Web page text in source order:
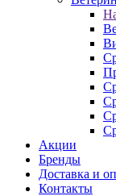
Акции
Бренды
Доставка и
Контакты